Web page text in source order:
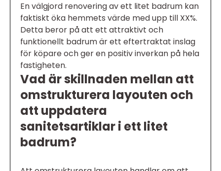
En välgjord renovering av ett litet badrum kan
faktiskt öka hemmets värde med upp till XX%.
Detta beror på att ett attraktivt och
funktionellt badrum är ett eftertraktat inslag
för köpare och ger en positiv inverkan på hela
fastigheten.
Vad är skillnaden mellan att
omstrukturera layouten och
att uppdatera
sanitetsartiklar i ett litet
badrum?